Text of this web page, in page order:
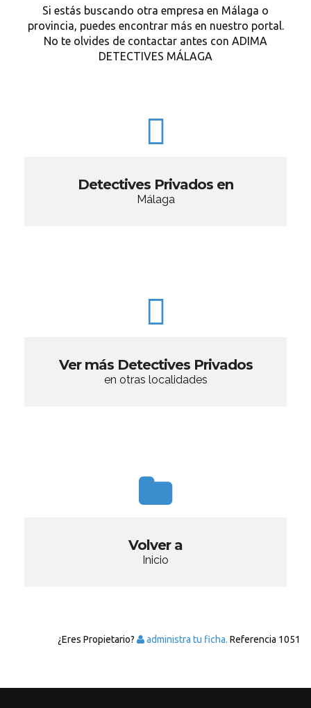
Si estás buscando otra empresa en Málaga o
provincia, puedes encontrar más en nuestro portal.
No te olvides de contactar antes con ADIMA
DETECTIVES MÁLAGA
Detectives Privados en
Málaga
Ver más Detectives Privados
en otras localidades
Volver a
Inicio
¿Eres Propietario? administra tu ficha. Referencia 1051